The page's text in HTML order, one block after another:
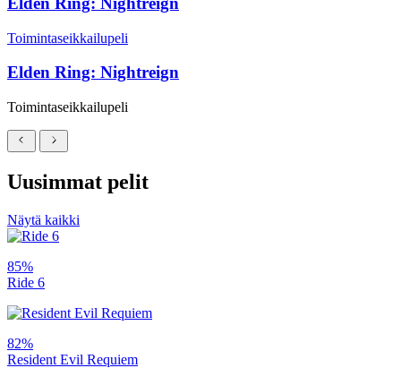
Toimintaseikkailupeli
Elden Ring: Nightreign
Toimintaseikkailupeli
Uusimmat pelit
Näytä kaikki
85%
Ride 6
82%
Resident Evil Requiem